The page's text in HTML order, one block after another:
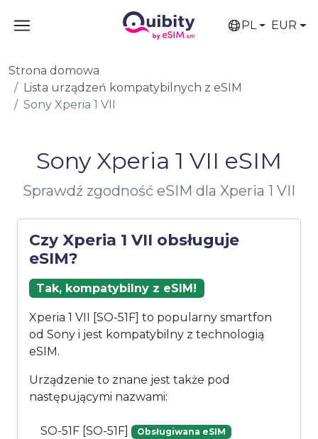
PL EUR
Strona domowa
Lista urządzeń kompatybilnych z eSIM
Sony Xperia 1 VII
Sony Xperia 1 VII eSIM
Sprawdź zgodność eSIM dla Xperia 1 VII
Czy Xperia 1 VII obsługuje
eSIM?
Tak, kompatybilny z eSIM!
Xperia 1 VII [SO-51F] to popularny smartfon
od Sony i jest kompatybilny z technologią
eSIM.
Urządzenie to znane jest także pod
następującymi nazwami:
SO-51F [SO-51F] Obsługiwana eSIM